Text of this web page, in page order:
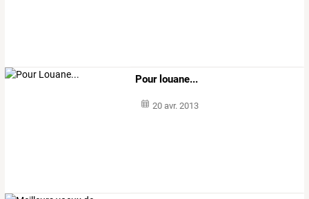
Pour louane...
20 avr. 2013